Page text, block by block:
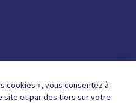
cookies », vous consentez à
site et par des tiers sur votre